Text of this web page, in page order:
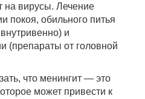
на вирусы. Лечение
покоя, обильного питья
и
(препараты от головной
что менингит — это
может привести к